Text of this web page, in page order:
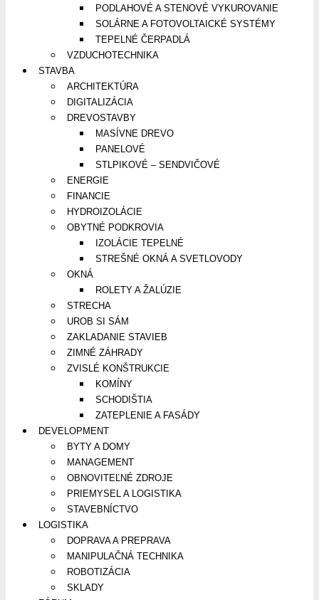
PODLAHOVÉ A STENOVÉ VYKUROVANIE
SOLÁRNE A FOTOVOLTAICKÉ SYSTÉMY
TEPELNÉ ČERPADLÁ
VZDUCHOTECHNIKA
STAVBA
ARCHITEKTÚRA
DIGITALIZÁCIA
DREVOSTAVBY
MASÍVNE DREVO
PANELOVÉ
STLPIKOVÉ – SENDVIČOVÉ
ENERGIE
FINANCIE
HYDROIZOLÁCIE
OBYTNÉ PODKROVIA
IZOLÁCIE TEPELNÉ
STREŠNÉ OKNÁ A SVETLOVODY
OKNÁ
ROLETY A ŽALÚZIE
STRECHA
UROB SI SÁM
ZAKLADANIE STAVIEB
ZIMNÉ ZÁHRADY
ZVISLÉ KONŠTRUKCIE
KOMÍNY
SCHODIŠTIA
ZATEPLENIE A FASÁDY
DEVELOPMENT
BYTY A DOMY
MANAGEMENT
OBNOVITEĽNÉ ZDROJE
PRIEMYSEL A LOGISTIKA
STAVEBNÍCTVO
LOGISTIKA
DOPRAVA A PREPRAVA
MANIPULAČNÁ TECHNIKA
ROBOTIZÁCIA
SKLADY